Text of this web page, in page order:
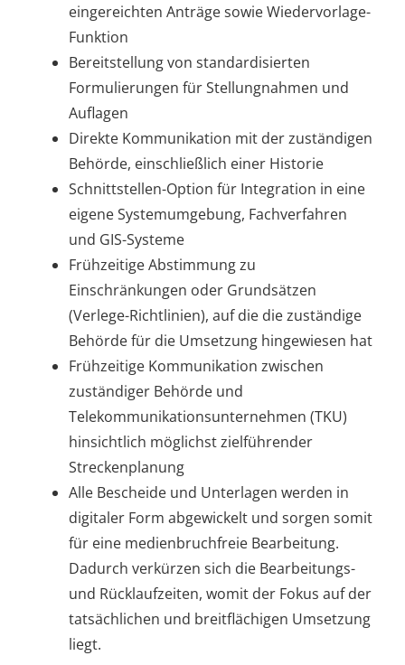
eingereichten Anträge sowie Wiedervorlage-
Funktion
Bereitstellung von standardisierten
Formulierungen für Stellungnahmen und
Auflagen
Direkte Kommunikation mit der zuständigen
Behörde, einschließlich einer Historie
Schnittstellen-Option für Integration in eine
eigene Systemumgebung, Fachverfahren
und GIS-Systeme
Frühzeitige Abstimmung zu
Einschränkungen oder Grundsätzen
(Verlege-Richtlinien), auf die die zuständige
Behörde für die Umsetzung hingewiesen hat
Frühzeitige Kommunikation zwischen
zuständiger Behörde und
Telekommunikationsunternehmen (TKU)
hinsichtlich möglichst zielführender
Streckenplanung
Alle Bescheide und Unterlagen werden in
digitaler Form abgewickelt und sorgen somit
für eine medienbruchfreie Bearbeitung.
Dadurch verkürzen sich die Bearbeitungs-
und Rücklaufzeiten, womit der Fokus auf der
tatsächlichen und breitflächigen Umsetzung
liegt.